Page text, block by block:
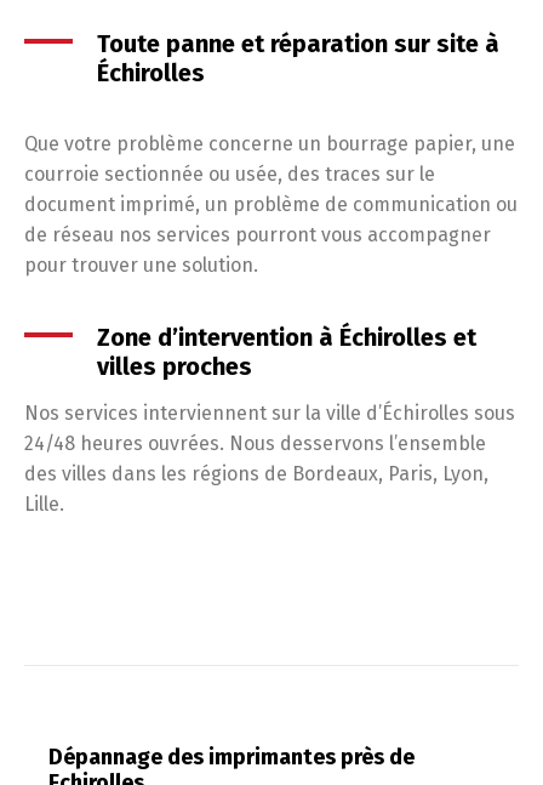
Toute panne et réparation sur site à
Échirolles
Que votre problème concerne un bourrage papier, une
courroie sectionnée ou usée, des traces sur le
document imprimé, un problème de communication ou
de réseau nos services pourront vous accompagner
pour trouver une solution.
Zone d’intervention à Échirolles et
villes proches
Nos services interviennent sur la ville d’Échirolles sous
24/48 heures ouvrées. Nous desservons l’ensemble
des villes dans les régions de Bordeaux, Paris, Lyon,
Lille.
Dépannage des imprimantes près de